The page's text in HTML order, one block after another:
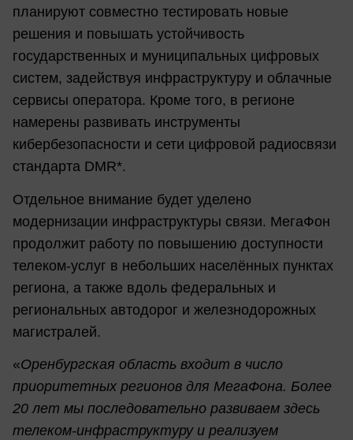
планируют совместно тестировать новые
решения и повышать устойчивость
государственных и муниципальных цифровых
систем, задействуя инфраструктуру и облачные
сервисы оператора. Кроме того, в регионе
намерены развивать инструменты
кибербезопасности и сети цифровой радиосвязи
стандарта DMR*.
Отдельное внимание будет уделено
модернизации инфраструктуры связи. МегаФон
продолжит работу по повышению доступности
телеком-услуг в небольших населённых пунктах
региона, а также вдоль федеральных и
региональных автодорог и железнодорожных
магистралей.
«Оренбургская область входит в число
приоритетных регионов для МегаФона. Более
20 лет мы последовательно развиваем здесь
телеком-инфраструктуру и реализуем